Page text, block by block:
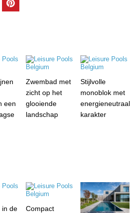
een
Zwembad met
zicht op het
glooiende
landschap
Stijlvolle
monoblok met
energieneutraal
karakter
in de
Compact